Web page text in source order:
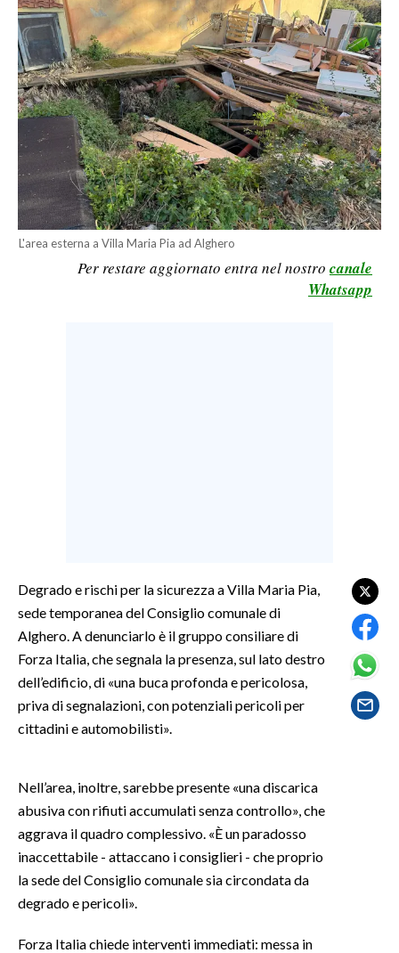
MONDO
POLITICA
ECONOMIA
SERVIZI ALLE IMPRESE
LAVORO
BANDI
SPORT IN SARDEGNA
SPETTACOLI
SARDEGNA TURISMO
NOTIZIE
EVENTI
#CARAUNIONE
3 MINUTI CON
INSULARITÀ
L'area esterna a Villa Maria Pia ad Alghero
Per restare aggiornato entra nel nostro canale
Whatsapp
Degrado e rischi per la sicurezza a Villa Maria Pia,
sede temporanea del Consiglio comunale di
Alghero. A denunciarlo è il gruppo consiliare di
Forza Italia, che segnala la presenza, sul lato destro
dell’edificio, di «una buca profonda e pericolosa,
priva di segnalazioni, con potenziali pericoli per
cittadini e automobilisti».
Nell’area, inoltre, sarebbe presente «una discarica
abusiva con rifiuti accumulati senza controllo», che
aggrava il quadro complessivo. «È un paradosso
inaccettabile - attaccano i consiglieri - che proprio
la sede del Consiglio comunale sia circondata da
degrado e pericoli».
Forza Italia chiede interventi immediati: messa in